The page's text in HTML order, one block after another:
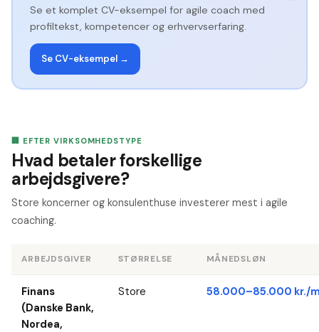
Se et komplet CV-eksempel for agile coach med
profiltekst, kompetencer og erhvervserfaring.
Se CV-eksempel →
🏢 EFTER VIRKSOMHEDSTYPE
Hvad betaler forskellige
arbejdsgivere?
Store koncerner og konsulenthuse investerer mest i agile
coaching.
ARBEJDSGIVER STØRRELSE MÅNEDSLØN
Finans
(Danske Bank,
Nordea,
Store 58.000–85.000 kr./